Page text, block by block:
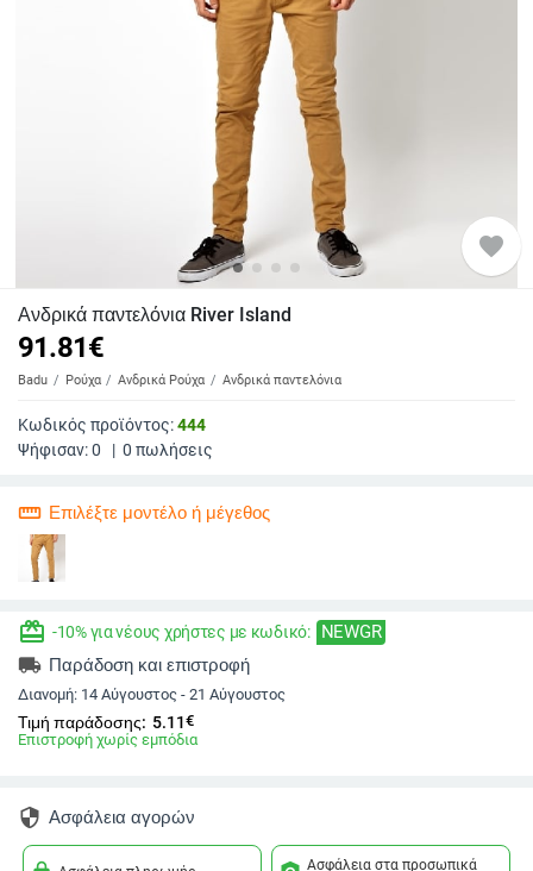
favorite
Ανδρικά παντελόνια River Island
91.81€
Badu Ρούχα Ανδρικά Ρούχα Ανδρικά παντελόνια
Κωδικός προϊόντος:444
Ψήφισαν:0 | 0 πωλήσεις
straighten Επιλέξτε μοντέλο ή μέγεθος
redeem -10% για νέους χρήστες με κωδικό: NEWGR
local_shipping Παράδοση και επιστροφή
Διανομή: 14 Αύγουστος - 21 Αύγουστος
Τιμή παράδοσης: 5.11€
Επιστροφή χωρίς εμπόδια
security Ασφάλεια αγορών
Ασφάλεια στα προσωπικά